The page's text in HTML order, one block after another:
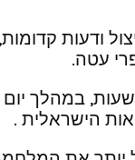
ודעות
עטה.
המחזה שאנסמבל “אספמיה” מעלה עתה
הישראלית .